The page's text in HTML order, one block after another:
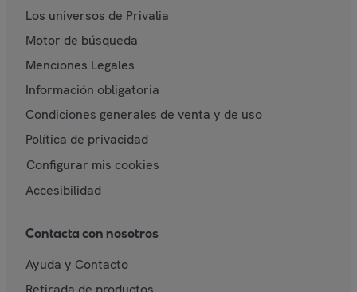
Los universos de Privalia
Motor de búsqueda
Menciones Legales
Información obligatoria
Condiciones generales de venta y de uso
Política de privacidad
Configurar mis cookies
Accesibilidad
Contacta con nosotros
Ayuda y Contacto